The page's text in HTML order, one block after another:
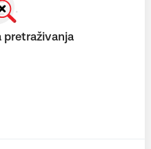
pretraživanja